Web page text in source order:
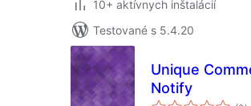
10+ aktívnych inštalácií
Testované s 5.4.20
Unique
Notify